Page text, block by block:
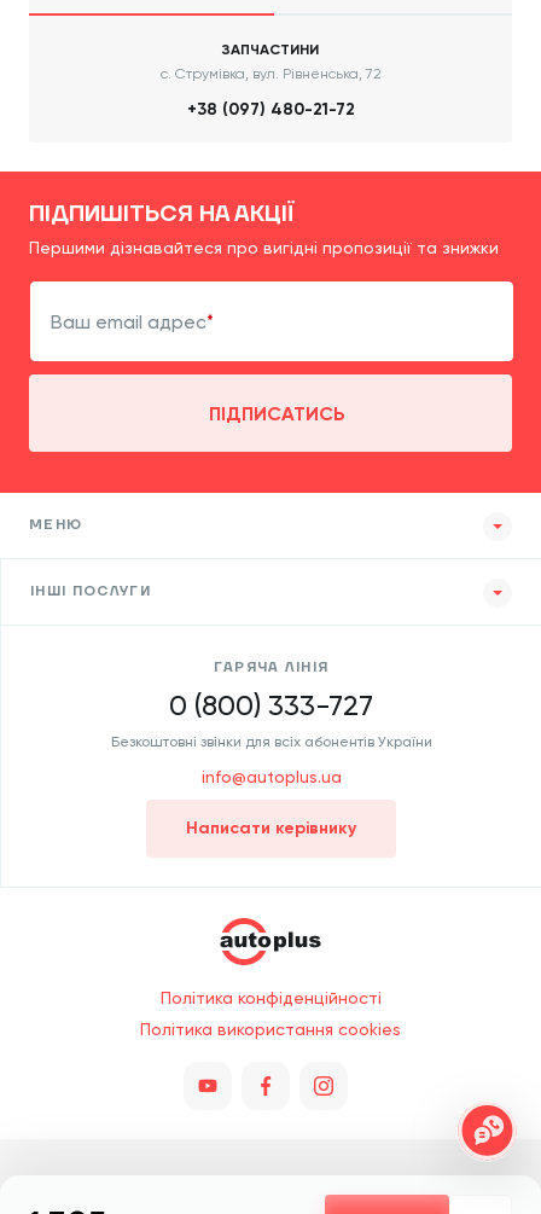
ЗАПЧАСТИНИ
с. Струмівка, вул. Рівненська, 72
+38 (097) 480-21-72
ПІДПИШІТЬСЯ НА АКЦІЇ
Першими дізнавайтеся про вигідні пропозиції та знижки
Ваш email адрес
ПІДПИСАТИСЬ
МЕНЮ
ІНШІ ПОСЛУГИ
ГАРЯЧА ЛІНІЯ
0 (800) 333-727
Безкоштовні звінки для всіх абонентів України
info@autoplus.ua
Написати керівнику
Політика конфіденційності
Політика використання cookies